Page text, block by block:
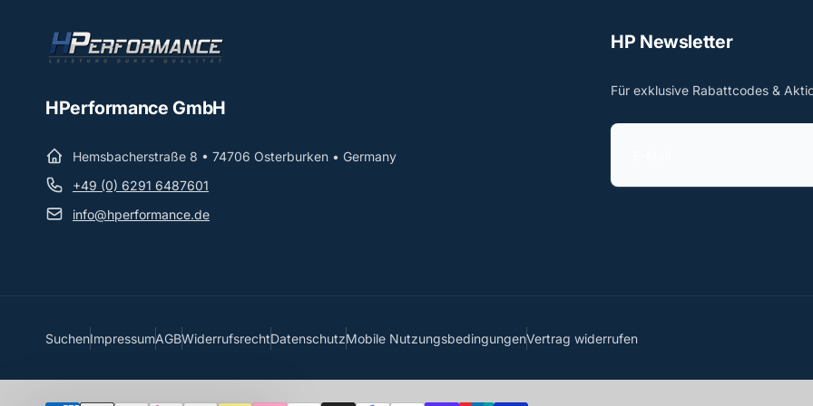
HPerformance GmbH
Hemsbacherstraße 8 • 74706 Osterburken • Germany
+49 (0) 6291 6487601
info@hperformance.de
HP Newsletter
Für exklusive Rabattcodes &
E
SuchenImpressumAGBWiderrufsrechtDatenschutzMobile NutzungsbedingungenVertrag widerrufen